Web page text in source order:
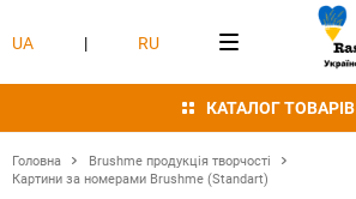
КАТАЛОГ ТОВАРІВ
UA | RU
Головна
Brushme продукція творчості
Картини за номерами Brushme (Standart)